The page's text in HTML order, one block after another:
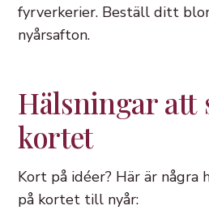
fyrverkerier. Beställ ditt
nyårsafton.
Hälsningar att
kortet
Kort på idéer? Här är några
på kortet till nyår: